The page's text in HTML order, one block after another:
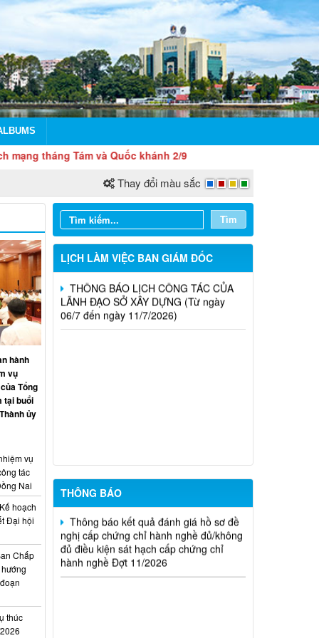
Tám và Quốc khánh 2/9
Thay đổi màu sắc
Tìm
LỊCH LÀM VIỆC BAN GIÁM ĐỐC
LỊCH CÔNG TÁC CỦA LÃNH ĐẠO SỞ
XÂY DỰNG (Từ ngày 03/8 đến ngày
THÔNG BÁO LỊCH CÔNG TÁC CỦA
27/7 đến ngày 31/7/2026)
THÔNG BÁO LỊCH CÔNG TÁC CỦA
LÃNH ĐẠO SỞ XÂY DỰNG (Từ ngày
20/7 đến ngày 25/7/2026)
THÔNG BÁO LỊCH CÔNG TÁC CỦA
LÃNH ĐẠO SỞ XÂY DỰNG (Từ ngày
06/7 đến ngày 11/7/2026)
THÔNG BÁO
Thông báo Kết quả đánh giá hồ sơ đủ
(hoặc không đủ) điều kiện cấp chứng chỉ
hành nghề hoạt động xây dựng (Đợt
20/2026)
hành nghề Đợt 10/2026
Thông báo kết quả đánh giá hồ sơ đề
nghị cấp chứng chỉ hành nghề đủ/không
đủ điều kiện sát hạch cấp chứng chỉ
hành nghề Đợt 11/2026
hành
vụ
Tổng
tại buổi
ủy
vụ
tác
Nai
hoạch
Đại hội
Chấp
thúc